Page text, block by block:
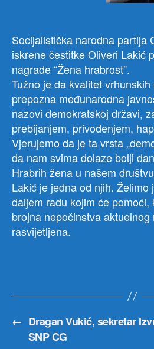
Socijalistička narodna partija
iskrene čestitke Oliveri Lakić
nagrade “Žena hrabrost”.
Tužno je da kvalitet
prepozna međunarodna
nazovi demokratskoj državi,
prebijanjem, privođenjem,
Vjerujemo da je ta vrsta
da nam svima dolaze bolji
Hrabrih žena u našem
Lakić je jedna od njih. Želimo
daljem radu kojim će pomoći,
brojna nepočinstva aktuelnog
rasvijetljena.
← Dragan Vukić, sekretar
SNP CG